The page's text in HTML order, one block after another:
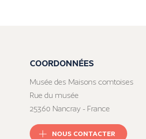
COORDONNÉES
Musée des Maisons comtoises
Rue du musée
25360 Nancray - France
NOUS CONTACTER